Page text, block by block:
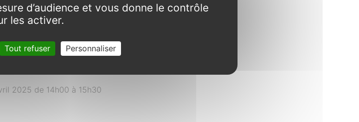
des plantes
et toxiques de
2025 de 14h00 à 15h30
d’audience et vous donne le contrôle
les activer.
Tout refuser Personnaliser